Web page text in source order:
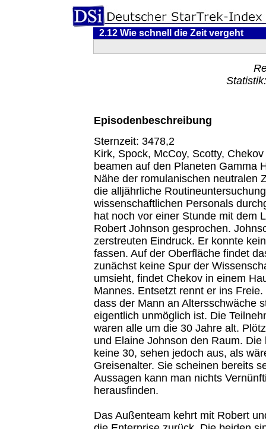
2.12 Wie schnell die Zeit vergeht
Episodenbeschreibung
Sternzeit: 3478,2
Kirk, Spock, McCoy, Scotty,
beamen auf den Planeten Gamma
Nähe der romulanischen neutralen
die alljährliche
wissenschaftlichen Personals
hat noch vor einer Stunde mit dem
Robert Johnson gesprochen.
zerstreuten Eindruck. Er konnte
fassen. Auf der Oberfläche findet
zunächst keine Spur der
umsieht, findet Chekov in einem
Mannes. Entsetzt rennt er ins
dass der Mann an Altersschwäche
eigentlich unmöglich ist. Die
waren alle um die 30 Jahre alt.
und Elaine Johnson den Raum. Die
keine 30, sehen jedoch aus, als
Greisenalter. Sie scheinen bereits
Aussagen kann man nichts
herausfinden.
Das Außenteam kehrt mit Robert